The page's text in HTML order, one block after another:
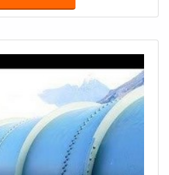
50 anos, além de